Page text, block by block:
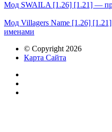
Мод SWAILA [1.26] [1.21] —
Мод Villagers Name [1.26]
именами
© Copyright 2026
Карта Сайта